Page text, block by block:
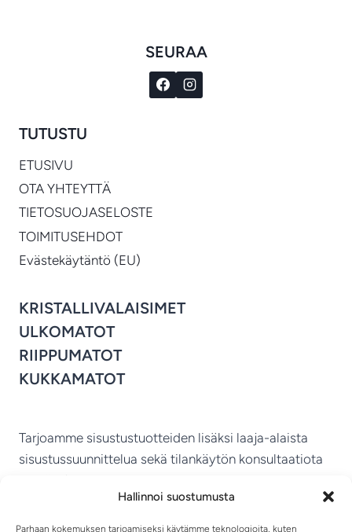
Hallinnoi suostumusta
Parhaan kokemuksen tarjoamiseksi käytämme teknologioita, kuten
SEURAA
TUTUSTU
ETUSIVU
OTA YHTEYTTÄ
TIETOSUOJASELOSTE
TOIMITUSEHDOT
Evästekäytäntö (EU)
KRISTALLIVALAISIMET
ULKOMATOT
RIIPPUMATOT
KUKKAMATOT
Tarjoamme sisustustuotteiden lisäksi laaja-alaista
sisustussuunnittelua sekä tilankäytön konsultaatiota
MIKKELIN VITRIINI KY